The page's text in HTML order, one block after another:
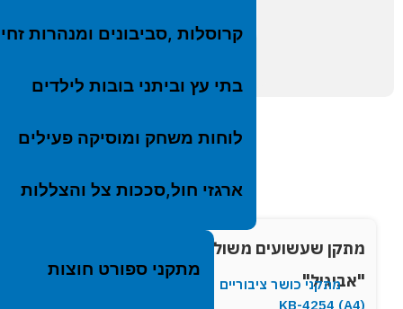
קרוסלות ,סביבונים ומנהרות
בתי עץ וביתני בובות לילדים
לוחות משחק ומוסיקה פעילים
ארגזי חול,סככות צל והצללות
מתקני כושר ציבוריים
מתקני ספורט חוצות
מתקן שעשועים משולב דגם
"אביגיל"
(KB-4254 (A4
סככה